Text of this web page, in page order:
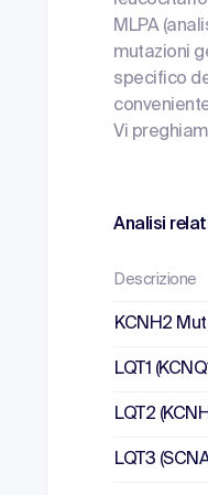
MLPA
mutazioni
specifico
Vi
Analisi
Descrizione
KCNH2
LQT1
LQT2
LQT3